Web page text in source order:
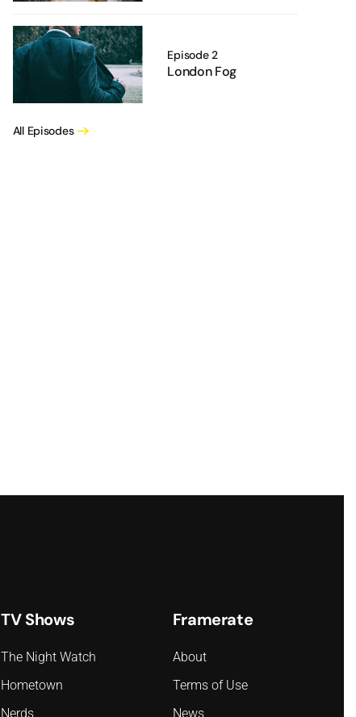
Episode 2
London Fog
All Episodes
TV Shows
The Night Watch
Hometown
Nerds
Framerate
About
Terms of Use
News